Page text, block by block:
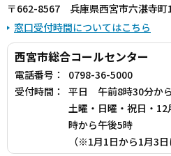
〒662-8567 兵庫県西宮市六湛寺町
窓口受付時間についてはこちら
西宮市総合コールセンター
電話番号：
0798-36-5000
受付時間：
平日 午前8時30分か
土曜・日曜・祝日・
時から午後5時
（※1月1日から1月3日